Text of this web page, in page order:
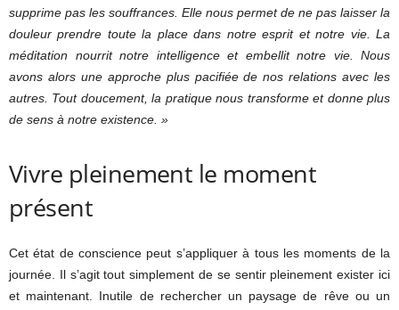
supprime pas les souffrances. Elle nous permet de ne pas laisser la
douleur prendre toute la place dans notre esprit et notre vie. La
méditation nourrit notre intelligence et embellit notre vie. Nous
avons alors une approche plus pacifiée de nos relations avec les
autres. Tout doucement, la pratique nous transforme et donne plus
de sens à notre existence. »
Vivre pleinement le moment
présent
Cet état de conscience peut s’appliquer à tous les moments de la
journée. Il s’agit tout simplement de se sentir pleinement exister ici
et maintenant. Inutile de rechercher un paysage de rêve ou un